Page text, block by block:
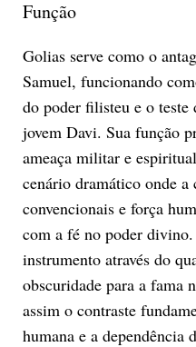
Função
Golias serve como o
Samuel, funcionando
do poder filisteu e o
jovem Davi. Sua função
ameaça militar e
cenário dramático onde a
convencionais e força
com a fé no poder
instrumento através do
obscuridade para a fama
assim o contraste
humana e a dependência